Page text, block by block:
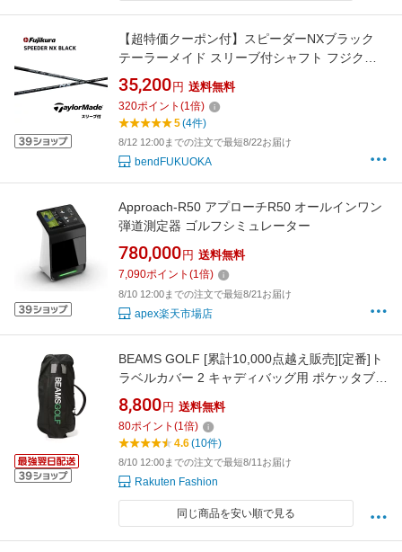
【超特価クーポン付】スピーダーNXブラック
テーラーメイド スリーブ付シャフト フジクラ
シャフト SPEEDER NX BLACK スピーダー
Qi10 バーナーミニ ステルス2 ステルス SIM M6
M5 M2 bend福岡 ベンド福岡
35,200 円 送料無料
320ポイント (1倍)
5(4件)
8/12 12:00までの注文で最短8/22お届け
bendFUKUOKA
Approach-R50 アプローチR50 オールインワン
弾道測定器 ゴルフシミュレーター
780,000 円 送料無料
7,090ポイント (1倍)
8/10 12:00までの注文で最短8/21お届け
apex楽天市場店
BEAMS GOLF [累計10,000点越え販売][定番]ト
ラベルカバー 2 キャディバッグ用 ポケッタブル
配送可 ギフト ビームス ゴルフ スポーツ・アウ
トドア用品 ゴルフグッズ ネイビー ブラック
【送料無料】
8,800 円 送料無料
80ポイント (1倍)
4.6(10件)
8/10 12:00までの注文で最短8/11お届け
Rakuten Fashion
同じ商品を安い順で見る